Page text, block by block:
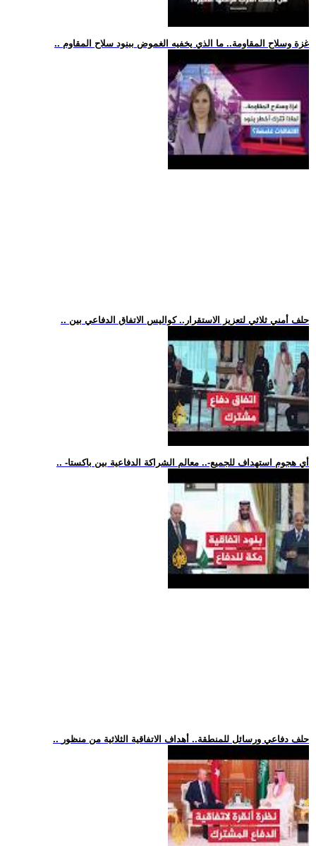
.. غزة وسلاح المقاومة.. ما الذي يخفيه الغموض ببنود سلاح المقاوم
.. حلف أمني ثلاثي لتعزيز الاستقرار.. كواليس الاتفاق الدفاعي بين
.. -أي هجوم استهداف للجميع-.. معالم الشراكة الدفاعية بين باكستا
.. حلف دفاعي ورسائل للمنطقة.. أهداف الاتفاقية الثلاثية من منظور